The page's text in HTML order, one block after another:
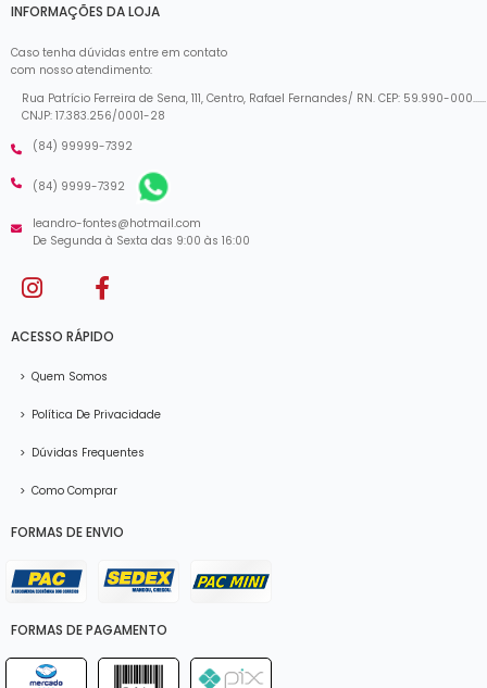
INFORMAÇÕES DA LOJA
Caso tenha dúvidas entre em contato
com nosso atendimento:
Rua Patrício Ferreira de Sena, 111, Centro, Rafael Fernandes/ RN. CEP: 59.990-000......
CNJP: 17.383.256/0001-28
(84) 99999-7392
(84) 9999-7392
leandro-fontes@hotmail.com
De Segunda à Sexta das 9:00 às 16:00
ACESSO RÁPIDO
> Quem Somos
> Política De Privacidade
> Dúvidas Frequentes
> Como Comprar
FORMAS DE ENVIO
FORMAS DE PAGAMENTO